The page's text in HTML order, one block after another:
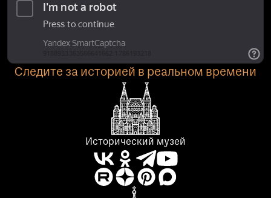
Следите за историей в реальном времени
Исторический музей